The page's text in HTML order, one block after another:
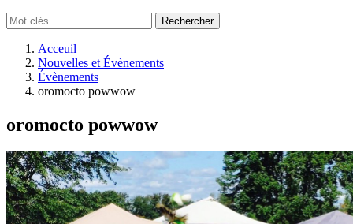
Acceuil
Nouvelles et Évènements
Évènements
oromocto powwow
oromocto powwow